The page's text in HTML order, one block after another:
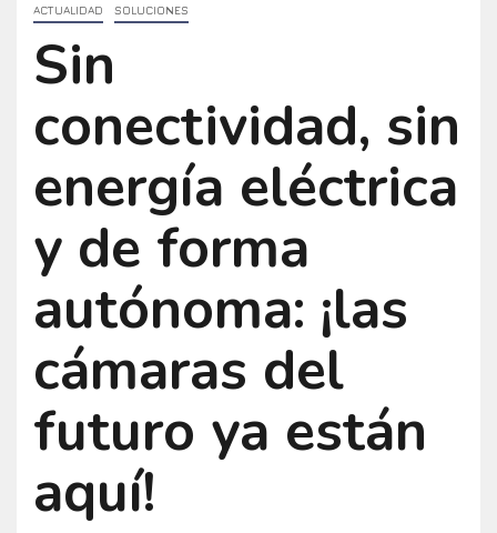
ACTUALIDAD SOLUCIONES
Sin
conectividad, sin
energía eléctrica
y de forma
autónoma: ¡las
cámaras del
futuro ya están
aquí!